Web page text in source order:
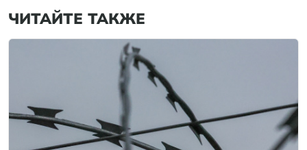
ЧИТАЙТЕ ТАКЖЕ